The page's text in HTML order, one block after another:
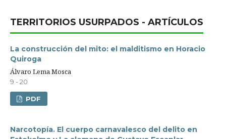
TERRITORIOS USURPADOS - ARTÍCULOS
La construcción del mito: el malditismo en Horacio
Quiroga
Álvaro Lema Mosca
9 - 20
PDF
Narcotopía. El cuerpo carnavalesco del delito en